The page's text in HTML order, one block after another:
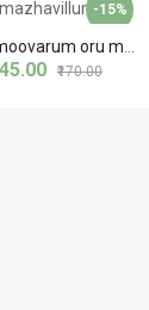
-15%
Avar moovarum oru mazhavillum
₹170.00